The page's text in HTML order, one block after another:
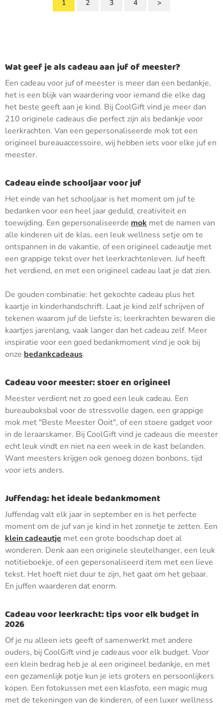
1 2 3 4 >
Wat geef je als cadeau aan juf of meester?
Een cadeau voor juf of meester is meer dan een bedankje,
het is een blijk van waardering voor iemand die elke dag
het beste geeft aan je kind. Bij CoolGift vind je meer dan
210 originele cadeaus die perfect zijn als bedankje voor
leerkrachten. Van een gepersonaliseerde mok tot een
origineel bureauaccessoire, wij hebben iets voor elke juf en
meester.
Cadeau einde schooljaar voor juf
Het einde van het schooljaar is het moment om juf te
bedanken voor een heel jaar geduld, creativiteit en
toewijding. Een gepersonaliseerde mok met de namen van
alle kinderen uit de klas, een leuk wellness setje om te
ontspannen in de vakantie, of een origineel cadeautje met
een grappige tekst over het leerkrachtenleven. Juf heeft
het verdiend, en met een origineel cadeau laat je dat zien.
De gouden combinatie: het gekochte cadeau plus het
kaartje in kinderhandschrift. Laat je kind zelf schrijven of
tekenen waarom juf de liefste is; leerkrachten bewaren die
kaartjes jarenlang, vaak langer dan het cadeau zelf. Meer
inspiratie voor een goed bedankmoment vind je ook bij
onze bedankcadeaus.
Cadeau voor meester: stoer en origineel
Meester verdient net zo goed een leuk cadeau. Een
bureauboksbal voor de stressvolle dagen, een grappige
mok met "Beste Meester Ooit", of een stoere gadget voor
in de leraarskamer. Bij CoolGift vind je cadeaus die meester
echt leuk vindt en niet na een week in de kast belanden.
Want meesters krijgen ook genoeg dozen bonbons, tijd
voor iets anders.
Juffendag: het ideale bedankmoment
Juffendag valt elk jaar in september en is het perfecte
moment om de juf van je kind in het zonnetje te zetten. Een
klein cadeautje met een grote boodschap doet al
wonderen. Denk aan een originele sleutelhanger, een leuk
notitieboekje, of een gepersonaliseerd item met een lieve
tekst. Het hoeft niet duur te zijn, het gaat om het gebaar.
En juffen waarderen dat enorm.
Cadeau voor leerkracht: tips voor elk budget in
2026
Of je nu alleen iets geeft of samenwerkt met andere
ouders, bij CoolGift vind je cadeaus voor elk budget. Voor
een klein bedrag heb je al een origineel bedankje, en met
een gezamenlijk potje kun je iets groters en persoonlijkers
kopen. Een fotokussen met een klasfoto, een magic mug
met de tekeningen van de kinderen, of een luxer wellness